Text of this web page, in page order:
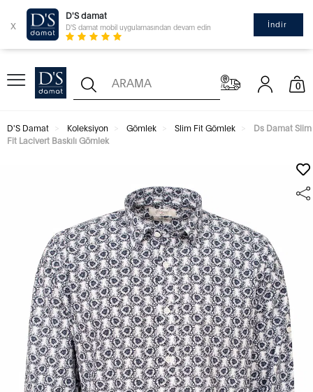
x
D'S damat
D'S damat mobil uygulamasından devam edin İndir
0
D'S Damat Koleksiyon Gömlek Slim Fit Gömlek
Ds Damat Slim
Fit Lacivert Baskılı Gömlek